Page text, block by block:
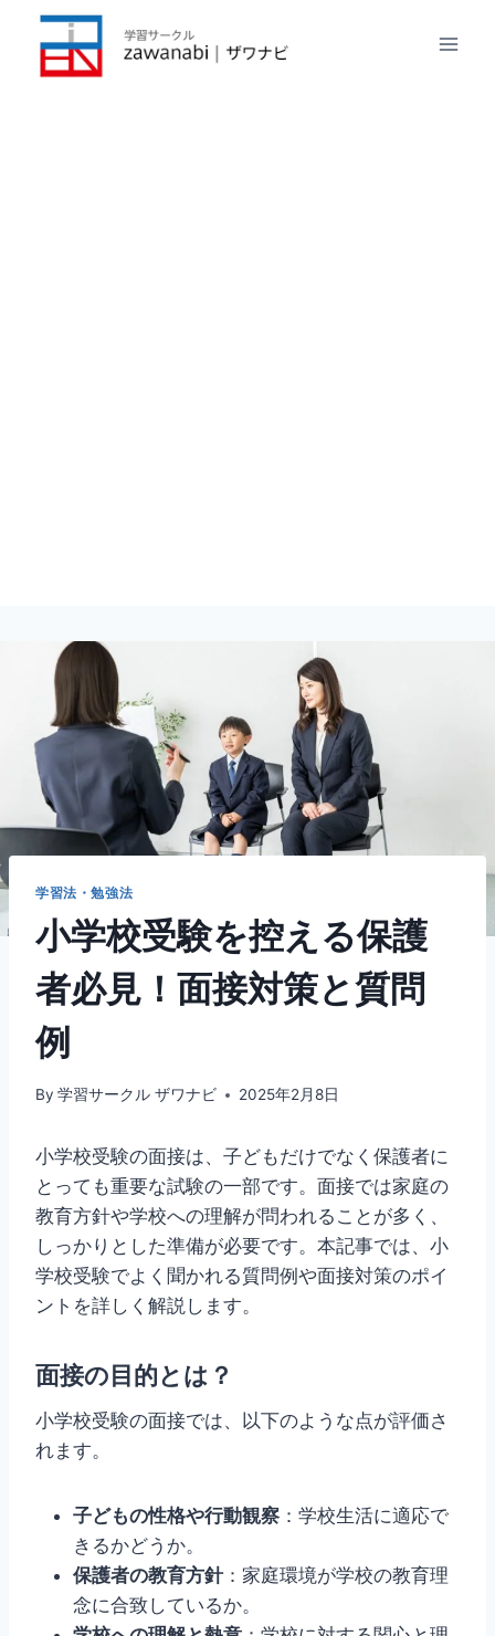
学習法・勉強法
小学校受験を控える保護
者必見！面接対策と質問
例
By 学習サークル ザワナビ 2025年2月8日
小学校受験の面接は、子どもだけでなく保護者に
とっても重要な試験の一部です。面接では家庭の
教育方針や学校への理解が問われることが多く、
しっかりとした準備が必要です。本記事では、小
学校受験でよく聞かれる質問例や面接対策のポイ
ントを詳しく解説します。
面接の目的とは？
小学校受験の面接では、以下のような点が評価さ
れます。
子どもの性格や行動観察 ：学校生活に適応で
きるかどうか。
保護者の教育方針：家庭環境が学校の教育理
念に合致しているか。